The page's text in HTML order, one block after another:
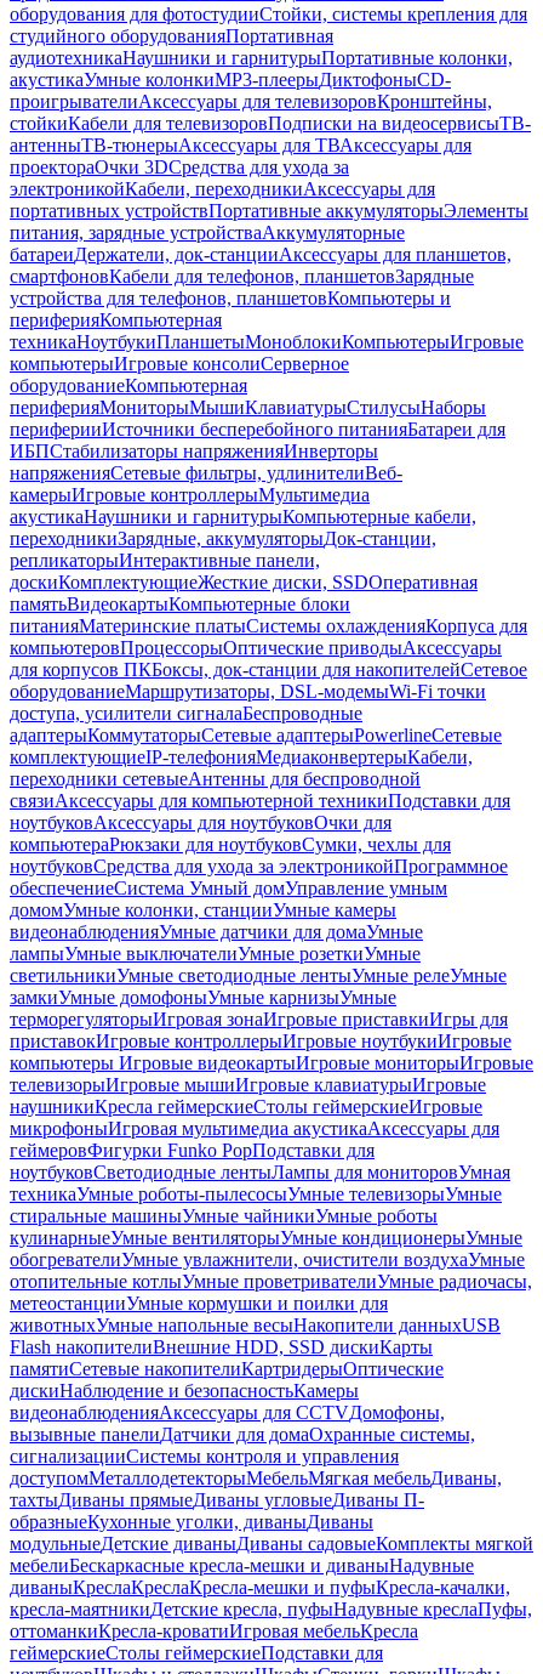
оборудования для фотостудииСтойки, системы крепления для
студийного оборудованияПортативная
аудиотехникаНаушники и гарнитурыПортативные колонки,
акустикаУмные колонкиMP3-плеерыДиктофоныCD-
проигрывателиАксессуары для телевизоровКронштейны,
стойкиКабели для телевизоровПодписки на видеосервисыТВ-
антенныТВ-тюнерыАксессуары для ТВАксессуары для
проектораОчки 3DСредства для ухода за
электроникойКабели, переходникиАксессуары для
портативных устройствПортативные аккумуляторыЭлементы
питания, зарядные устройстваАккумуляторные
батареиДержатели, док-станцииАксессуары для планшетов,
смартфоновКабели для телефонов, планшетовЗарядные
устройства для телефонов, планшетовКомпьютеры и
периферияКомпьютерная
техникаНоутбукиПланшетыМоноблокиКомпьютерыИгровые
компьютерыИгровые консолиСерверное
оборудованиеКомпьютерная
периферияМониторыМышиКлавиатурыСтилусыНаборы
периферииИсточники бесперебойного питанияБатареи для
ИБПСтабилизаторы напряженияИнверторы
напряженияСетевые фильтры, удлинителиВеб-
камерыИгровые контроллерыМультимедиа
акустикаНаушники и гарнитурыКомпьютерные кабели,
переходникиЗарядные, аккумуляторыДок-станции,
репликаторыИнтерактивные панели,
доскиКомплектующиеЖесткие диски, SSDОперативная
памятьВидеокартыКомпьютерные блоки
питанияМатеринские платыСистемы охлажденияКорпуса для
компьютеровПроцессорыОптические приводыАксессуары
для корпусов ПКБоксы, док-станции для накопителейСетевое
оборудованиеМаршрутизаторы, DSL-модемыWi-Fi точки
доступа, усилители сигналаБеспроводные
адаптерыКоммутаторыСетевые адаптерыPowerlineСетевые
комплектующиеIP-телефонияМедиаконвертерыКабели,
переходники сетевыеАнтенны для беспроводной
связиАксессуары для компьютерной техникиПодставки для
ноутбуковАксессуары для ноутбуковОчки для
компьютераРюкзаки для ноутбуковСумки, чехлы для
ноутбуковСредства для ухода за электроникойПрограммное
обеспечениеСистема Умный домУправление умным
домомУмные колонки, станцииУмные камеры
видеонаблюденияУмные датчики для домаУмные
лампыУмные выключателиУмные розеткиУмные
светильникиУмные светодиодные лентыУмные релеУмные
замкиУмные домофоныУмные карнизыУмные
терморегуляторыИгровая зонаИгровые приставкиИгры для
приставокИгровые контроллерыИгровые ноутбукиИгровые
компьютеры Игровые видеокартыИгровые мониторыИгровые
телевизорыИгровые мышиИгровые клавиатурыИгровые
наушникиКресла геймерскиеСтолы геймерскиеИгровые
микрофоныИгровая мультимедиа акустикаАксессуары для
геймеровФигурки Funko PopПодставки для
ноутбуковСветодиодные лентыЛампы для мониторовУмная
техникаУмные роботы-пылесосыУмные телевизорыУмные
стиральные машиныУмные чайникиУмные роботы
кулинарныеУмные вентиляторыУмные кондиционерыУмные
обогревателиУмные увлажнители, очистители воздухаУмные
отопительные котлыУмные проветривателиУмные радиочасы,
метеостанцииУмные кормушки и поилки для
животныхУмные напольные весыНакопители данныхUSB
Flash накопителиВнешние HDD, SSD дискиКарты
памятиСетевые накопителиКартридерыОптические
дискиНаблюдение и безопасностьКамеры
видеонаблюденияАксессуары для CCTVДомофоны,
вызывные панелиДатчики для домаОхранные системы,
сигнализацииСистемы контроля и управления
доступомМеталлодетекторыМебельМягкая мебельДиваны,
тахтыДиваны прямыеДиваны угловыеДиваны П-
образныеКухонные уголки, диваныДиваны
модульныеДетские диваныДиваны садовыеКомплекты мягкой
мебелиБескаркасные кресла-мешки и диваныНадувные
диваныКреслаКреслаКресла-мешки и пуфыКресла-качалки,
кресла-маятникиДетские кресла, пуфыНадувные креслаПуфы,
оттоманкиКресла-кроватиИгровая мебельКресла
геймерскиеСтолы геймерскиеПодставки для